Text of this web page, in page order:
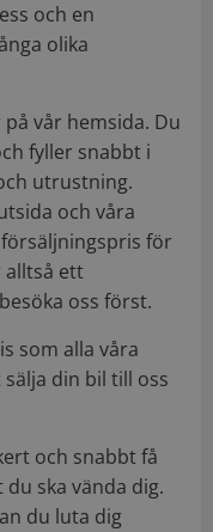
och en
olika
vår hemsida. Du
fyller snabbt i
utrustning.
och våra
för
alltså ett
oss först.
som alla våra
din bil till oss
och snabbt få
ska vända dig.
du luta dig